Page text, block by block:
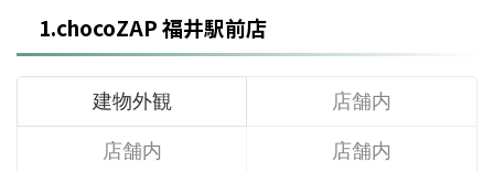
1.chocoZAP 福井駅前店
建物外観 店舗内
店舗内 店舗内